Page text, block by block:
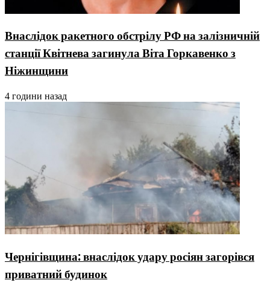
Внаслідок ракетного обстрілу РФ на залізничній
станції Квітнева загинула Віта Горкавенко з
Ніжинщини
4 години назад
Чернігівщина: внаслідок удару росіян загорівся
приватний будинок